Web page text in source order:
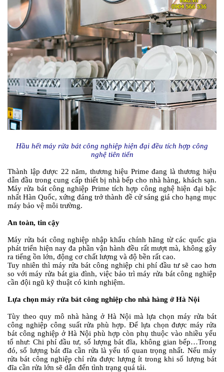
Hầu hết máy rửa bát công nghiệp hiện đại đều tích hợp công
nghệ tiên tiến
Thành lập được 22 năm, thương hiệu Prime đang là thương hiệu
dẫn đầu trong cung cấp thiết bị nhà bếp cho nhà hàng, khách sạn.
Máy rửa bát công nghiệp Prime tích hợp công nghệ hiện đại bậc
nhất Hàn Quốc, xứng đáng trở thành đề cử sáng giá cho hạng mục
máy bảo vệ môi trường.
An toàn, tin cậy
Máy rửa bát công nghiệp nhập khẩu chính hãng từ các quốc gia
phát triển hiện nay đa phần vận hành đều rất mượt mà, không gây
ra tiếng ồn lớn, động cơ chất lượng và độ bền rất cao.
Tuy nhiên thì máy rửa bát công nghiệp chi phí đầu tư sẽ cao hơn
so với máy rửa bát gia đình, việc bảo trì máy rửa bát công nghiệp
cần đội ngũ kỹ thuật có kinh nghiệm.
Lựa chọn máy rửa bát công nghiệp cho nhà hàng ở Hà Nội
Tùy theo quy mô nhà hàng ở Hà Nội mà lựa chọn máy rửa bát
công nghiệp công suất rửa phù hợp. Để lựa chọn được máy rửa
bát công nghiệp ở Hà Nội phù hợp còn phụ thuộc vào nhiều yếu
tố như: Chi phí đầu tư, số lượng bát đĩa, không gian bếp…Trong
đó, số lượng bát đĩa cần rửa là yếu tố quan trọng nhất. Nếu máy
rửa bát công nghiệp chỉ rửa được lượng ít trong khi số lượng bát
đĩa cần rửa lớn sẽ dẫn đến tình trạng quá tải.